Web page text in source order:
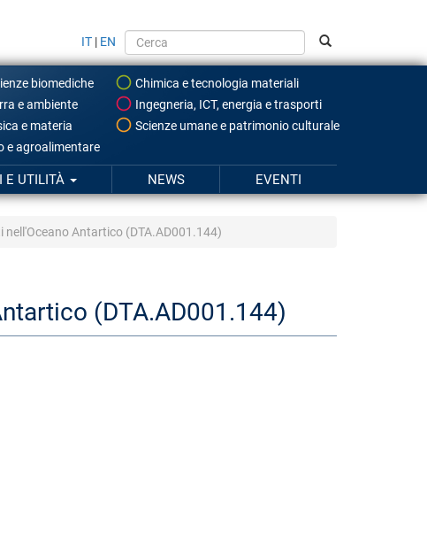
IT | EN
biomediche
Chimica e tecnologia materiali
e ambiente
Ingegneria, ICT, energia e trasporti
e materia
Scienze umane e patrimonio culturale
e agroalimentare
E UTILITÀ NEWS EVENTI
Antartico (DTA.AD001.144)
(DTA.AD001.144)